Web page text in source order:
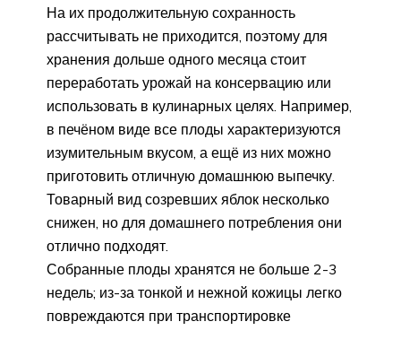
На их продолжительную сохранность
рассчитывать не приходится, поэтому для
хранения дольше одного месяца стоит
переработать урожай на консервацию или
использовать в кулинарных целях. Например,
в печёном виде все плоды характеризуются
изумительным вкусом, а ещё из них можно
приготовить отличную домашнюю выпечку.
Товарный вид созревших яблок несколько
снижен, но для домашнего потребления они
отлично подходят.
Собранные плоды хранятся не больше 2-3
недель; из-за тонкой и нежной кожицы легко
повреждаются при транспортировке